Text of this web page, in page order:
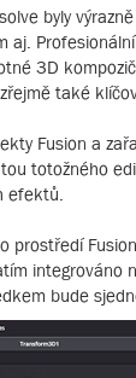
byly
aj.
3D
také
Fusion a
totožného
efektů.
prostředí
bude